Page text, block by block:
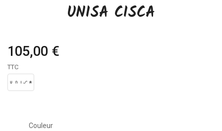
UNISA CISCA
105,00 €
TTC
Couleur